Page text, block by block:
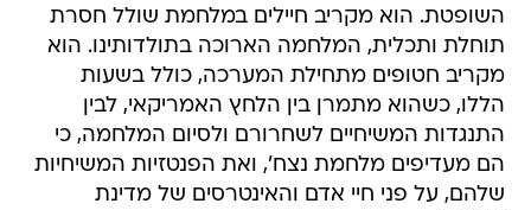
השופטת. הוא מקריב חיילים במלחמת שולל חסרת
תוחלת ותכלית, המלחמה הארוכה בתולדותינו. הוא
מקריב חטופים מתחילת המערכה, כולל בשעות
הללו, כשהוא מתמרן בין הלחץ האמריקאי, לבין
התנגדות המשיחיים לשחרורם ולסיום המלחמה, כי
הם מעדיפים מלחמת נצח', ואת הפנטזיות המשיחיות
שלהם, על פני חיי אדם והאינטרסים של מדינת